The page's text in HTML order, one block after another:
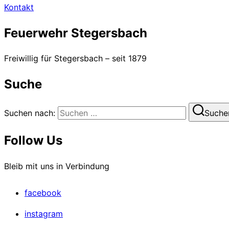
Kontakt
Feuerwehr Stegersbach
Freiwillig für Stegersbach – seit 1879
Suche
Suchen nach:
Follow Us
Bleib mit uns in Verbindung
facebook
instagram